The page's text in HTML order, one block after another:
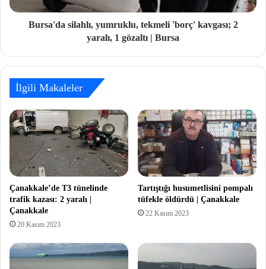
Bursa'da silahlı, yumruklu, tekmeli 'borç' kavgası; 2
yaralı, 1 gözaltı | Bursa
İlgili Makaleler
Çanakkale’de T3 tünelinde
trafik kazası: 2 yaralı |
Çanakkale
20 Kasım 2023
Tartıştığı husumetlisini pompalı
tüfekle öldürdü | Çanakkale
22 Kasım 2023